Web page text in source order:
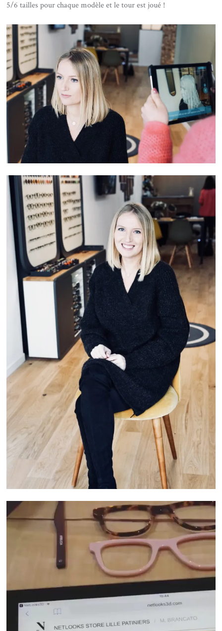
5/6 tailles pour chaque modèle et le tour est joué !